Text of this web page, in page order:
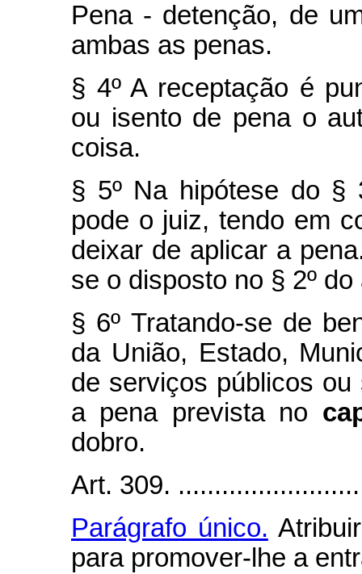
Pena - detenção, de
ambas as penas.
§ 4º A receptação é
ou isento de pena o
coisa.
§ 5º Na hipótese do §
pode o juiz, tendo em
deixar de aplicar a
se o disposto no § 2º do
§ 6º Tratando-se de
da União, Estado,
de serviços públicos
a pena prevista no
dobro.
Art. 309.
Parágrafo único.
para promover-lhe a